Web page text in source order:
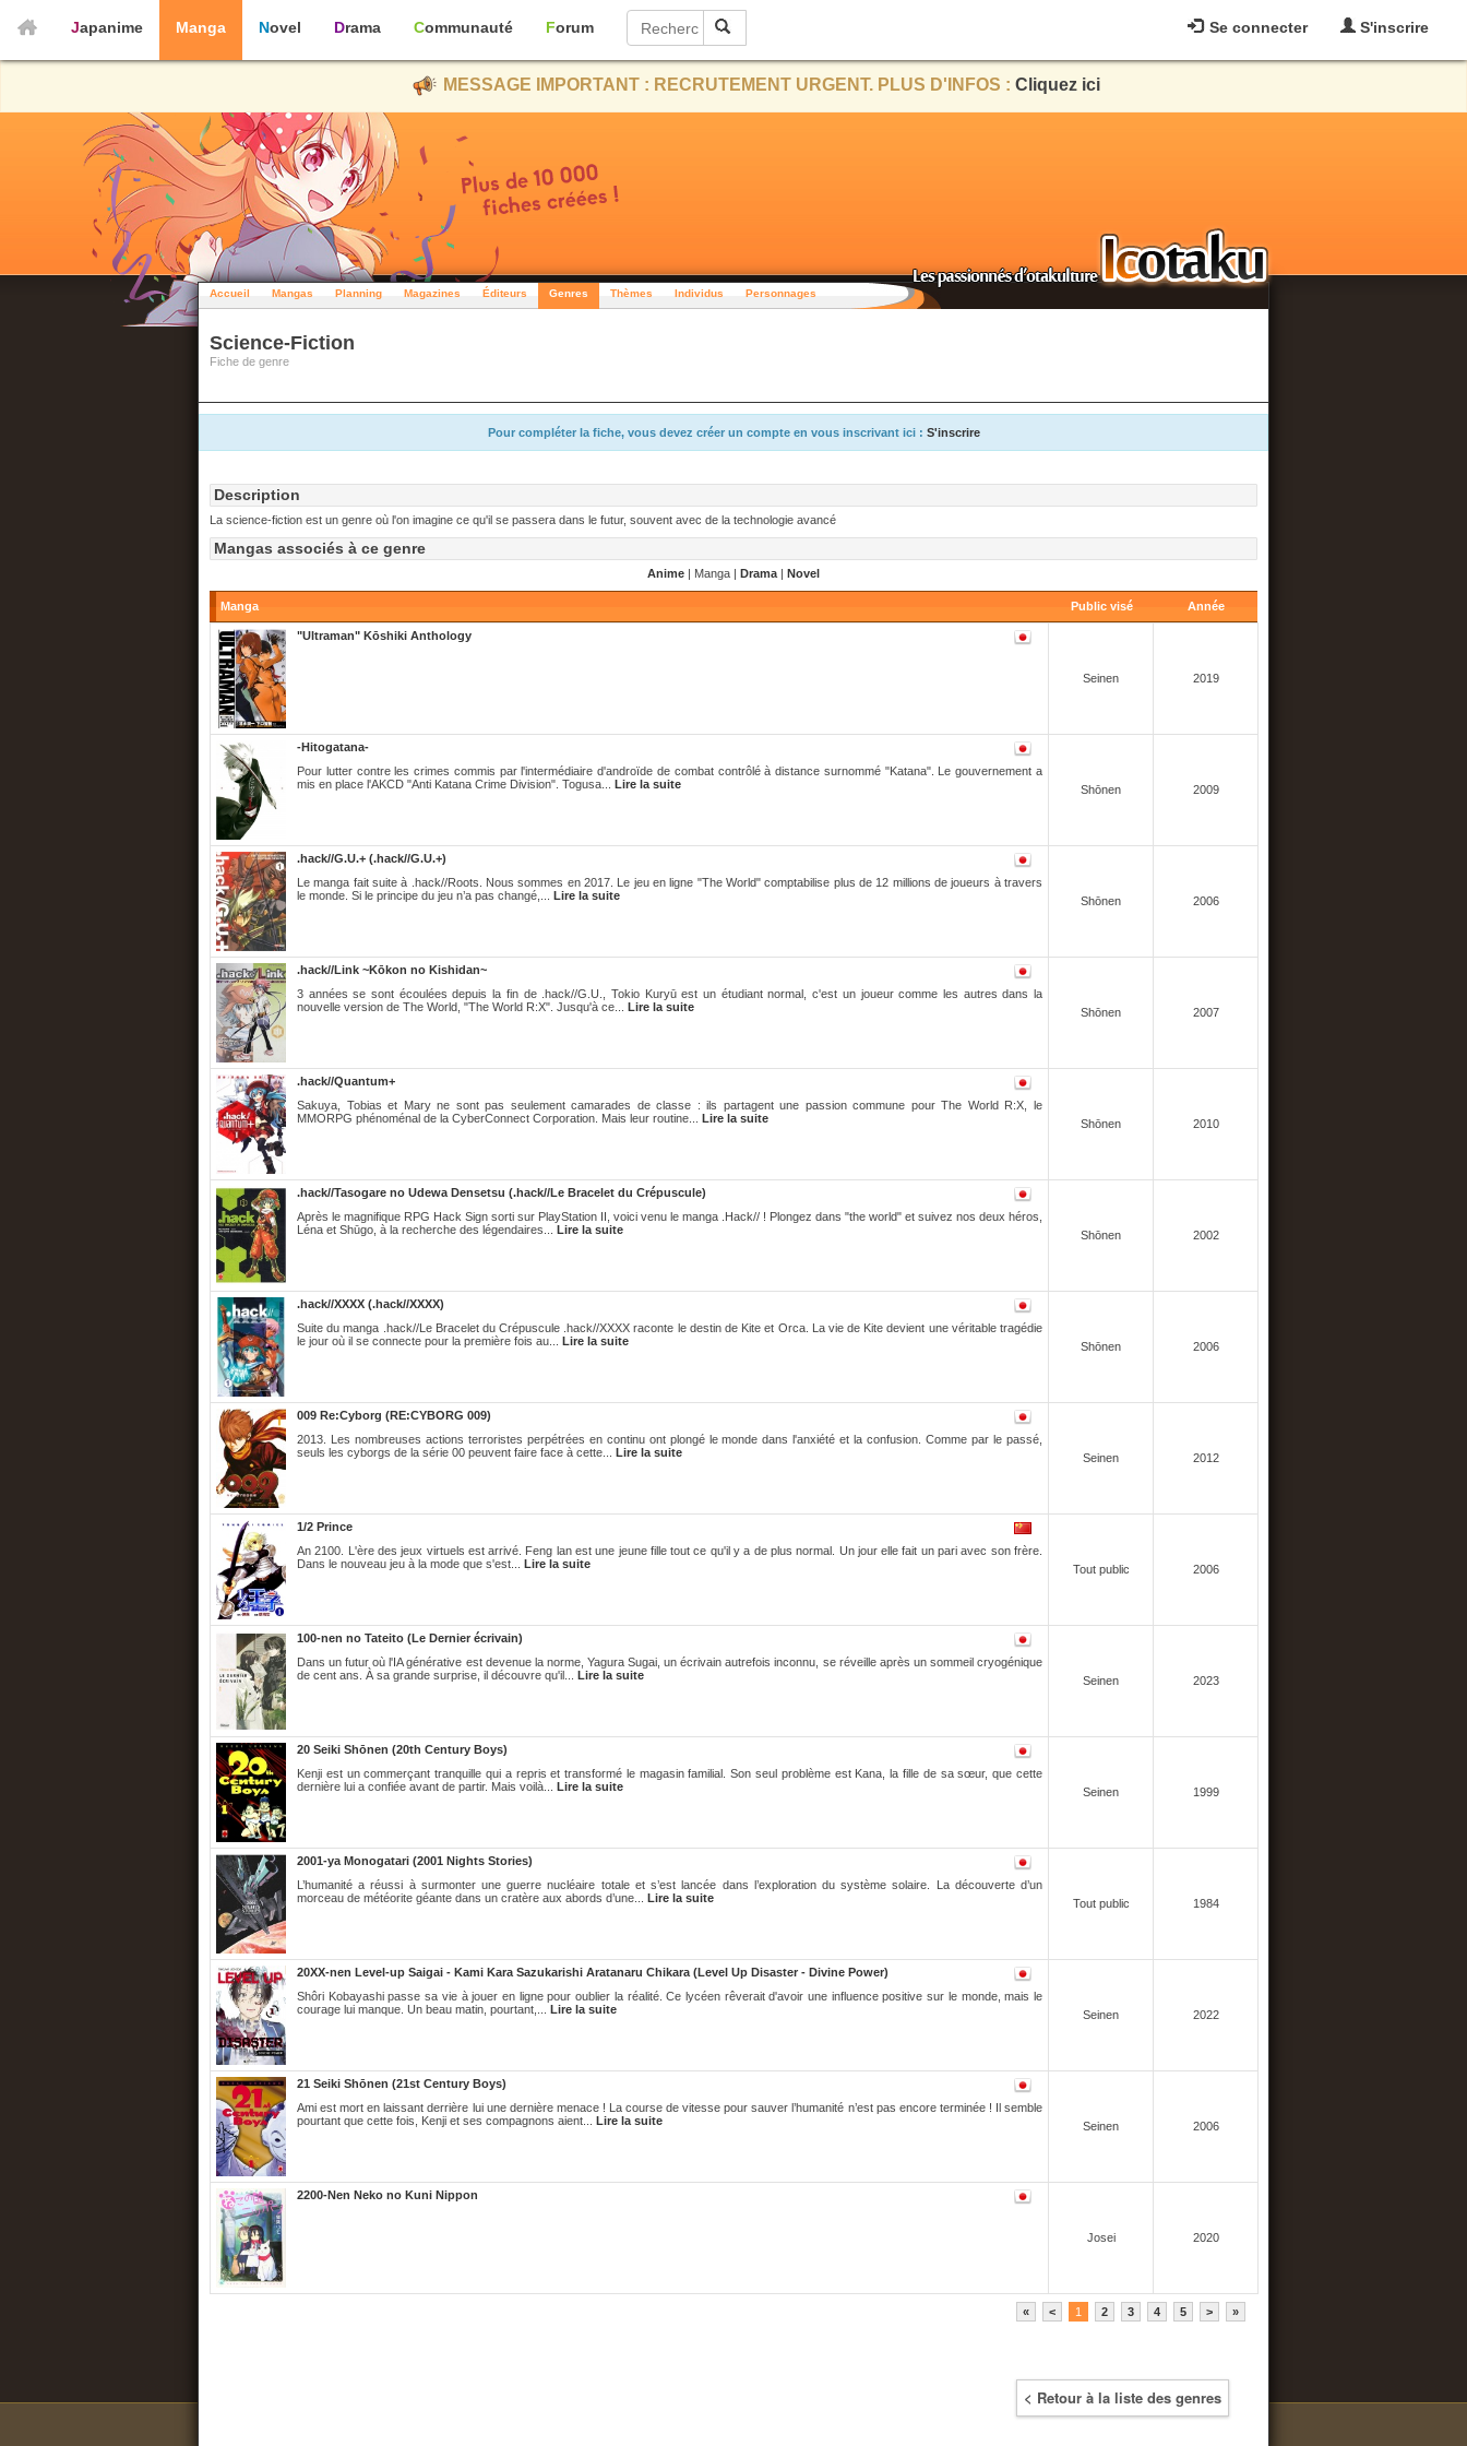
Se connecter S'inscrire
Japanime Manga Novel Drama Communauté Forum
MESSAGE IMPORTANT : RECRUTEMENT URGENT. PLUS D'INFOS : Cliquez ici
Accueil Mangas Planning Magazines Éditeurs Genres Thèmes Individus Personnages
Science-Fiction
Fiche de genre
Pour compléter la fiche, vous devez créer un compte en vous inscrivant ici : S'inscrire
Description
La science-fiction est un genre où l'on imagine ce qu'il se passera dans le futur, souvent avec de la technologie avancé
Mangas associés à ce genre
Anime | Manga | Drama | Novel
Manga Public visé Année
"Ultraman" Kōshiki Anthology
Seinen 2019
-Hitogatana-
Pour lutter contre les crimes commis par l'intermédiaire d'androïde de combat contrôlé à distance surnommé "Katana". Le gouvernement a
mis en place l'AKCD "Anti Katana Crime Division". Togusa... Lire la suite Shōnen 2009
.hack//G.U.+ (.hack//G.U.+)
Le manga fait suite à .hack//Roots. Nous sommes en 2017. Le jeu en ligne "The World" comptabilise plus de 12 millions de joueurs à travers
le monde. Si le principe du jeu n’a pas changé,... Lire la suite Shōnen 2006
.hack//Link ~Kōkon no Kishidan~
3 années se sont écoulées depuis la fin de .hack//G.U., Tokio Kuryū est un étudiant normal, c'est un joueur comme les autres dans la
nouvelle version de The World, "The World R:X". Jusqu'à ce... Lire la suite Shōnen 2007
.hack//Quantum+
Sakuya, Tobias et Mary ne sont pas seulement camarades de classe : ils partagent une passion commune pour The World R:X, le
MMORPG phénoménal de la CyberConnect Corporation. Mais leur routine... Lire la suite Shōnen 2010
.hack//Tasogare no Udewa Densetsu (.hack//Le Bracelet du Crépuscule)
Après le magnifique RPG Hack Sign sorti sur PlayStation II, voici venu le manga .Hack// ! Plongez dans "the world" et suivez nos deux héros,
Léna et Shūgo, à la recherche des légendaires... Lire la suite Shōnen 2002
.hack//XXXX (.hack//XXXX)
Suite du manga .hack//Le Bracelet du Crépuscule .hack//XXXX raconte le destin de Kite et Orca. La vie de Kite devient une véritable tragédie
le jour où il se connecte pour la première fois au... Lire la suite Shōnen 2006
009 Re:Cyborg (RE:CYBORG 009)
2013. Les nombreuses actions terroristes perpétrées en continu ont plongé le monde dans l'anxiété et la confusion. Comme par le passé,
seuls les cyborgs de la série 00 peuvent faire face à cette... Lire la suite Seinen 2012
1/2 Prince
An 2100. L'ère des jeux virtuels est arrivé. Feng lan est une jeune fille tout ce qu'il y a de plus normal. Un jour elle fait un pari avec son frère.
Dans le nouveau jeu à la mode que s'est... Lire la suite Tout public 2006
100-nen no Tateito (Le Dernier écrivain)
Dans un futur où l'IA générative est devenue la norme, Yagura Sugai, un écrivain autrefois inconnu, se réveille après un sommeil cryogénique
de cent ans. À sa grande surprise, il découvre qu'il... Lire la suite Seinen 2023
20 Seiki Shōnen (20th Century Boys)
Kenji est un commerçant tranquille qui a repris et transformé le magasin familial. Son seul problème est Kana, la fille de sa sœur, que cette
dernière lui a confiée avant de partir. Mais voilà... Lire la suite Seinen 1999
2001-ya Monogatari (2001 Nights Stories)
L’humanité a réussi à surmonter une guerre nucléaire totale et s’est lancée dans l’exploration du système solaire. La découverte d’un
morceau de météorite géante dans un cratère aux abords d’une... Lire la suite Tout public 1984
20XX-nen Level-up Saigai - Kami Kara Sazukarishi Aratanaru Chikara (Level Up Disaster - Divine Power)
Shôri Kobayashi passe sa vie à jouer en ligne pour oublier la réalité. Ce lycéen rêverait d'avoir une influence positive sur le monde, mais le
courage lui manque. Un beau matin, pourtant,... Lire la suite Seinen 2022
21 Seiki Shōnen (21st Century Boys)
Ami est mort en laissant derrière lui une dernière menace ! La course de vitesse pour sauver l’humanité n’est pas encore terminée ! Il semble
pourtant que cette fois, Kenji et ses compagnons aient... Lire la suite Seinen 2006
2200-Nen Neko no Kuni Nippon
Josei 2020
« < 1 2 3 4 5 > »
< Retour à la liste des genres